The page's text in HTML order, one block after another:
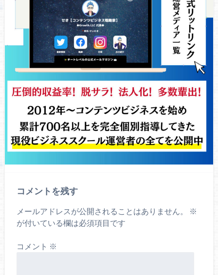
コメントを残す
メールアドレスが公開されることはありません。
※
が付いている欄は必須項目です
コメント ※